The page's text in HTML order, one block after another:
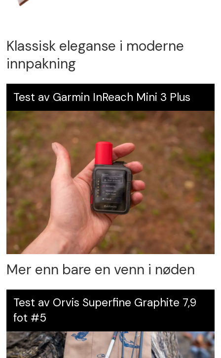
Klassisk eleganse i moderne
innpakning
Test av Garmin InReach Mini 3 Plus
Mer enn bare en venn i nøden
Test av Orvis Superfine Graphite 7,9
fot #5